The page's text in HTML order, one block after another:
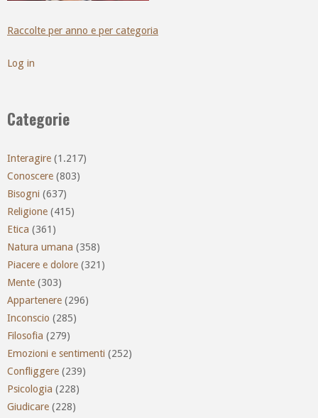
Raccolte per anno e per categoria
Log in
Categorie
Interagire (1.217)
Conoscere (803)
Bisogni (637)
Religione (415)
Etica (361)
Natura umana (358)
Piacere e dolore (321)
Mente (303)
Appartenere (296)
Inconscio (285)
Filosofia (279)
Emozioni e sentimenti (252)
Confliggere (239)
Psicologia (228)
Giudicare (228)